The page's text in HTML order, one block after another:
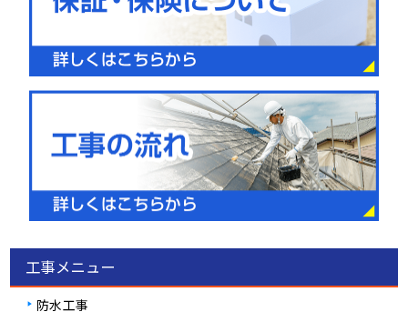
工事メニュー
防水工事